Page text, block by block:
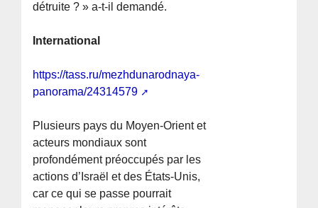
détruite ? » a-t-il demandé.
International
https://tass.ru/mezhdunarodnaya-
panorama/24314579
Plusieurs pays du Moyen-Orient et
acteurs mondiaux sont
profondément préoccupés par les
actions d’Israël et des États-Unis,
car ce qui se passe pourrait